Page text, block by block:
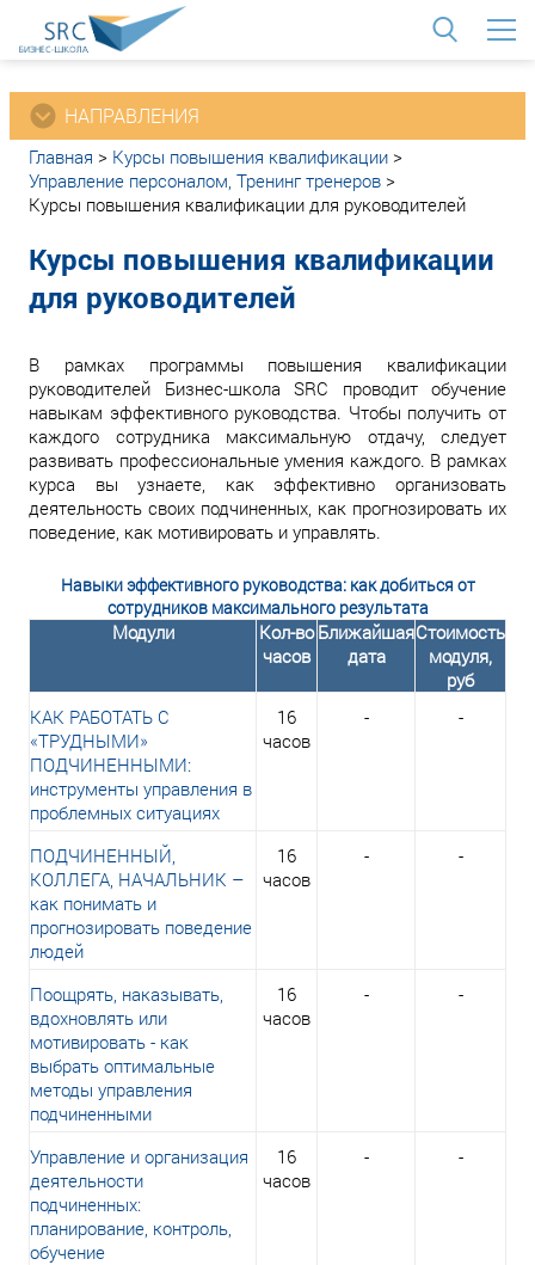
НАПРАВЛЕНИЯ
Главная > Курсы повышения квалификации >
Управление персоналом, Тренинг тренеров >
Курсы повышения квалификации для руководителей
Курсы повышения квалификации
для руководителей
В рамках программы повышения квалификации
руководителей Бизнес-школа SRC проводит обучение
навыкам эффективного руководства. Чтобы получить от
каждого сотрудника максимальную отдачу, следует
развивать профессиональные умения каждого. В рамках
курса вы узнаете, как эффективно организовать
деятельность своих подчиненных, как прогнозировать их
поведение, как мотивировать и управлять.
Навыки эффективного руководства: как добиться от
сотрудников максимального результата
Модули
Кол-во
часов
Ближайшая
дата
Стоимость
модуля,
руб
КАК РАБОТАТЬ С
«ТРУДНЫМИ»
ПОДЧИНЕННЫМИ:
инструменты управления в
проблемных ситуациях
16
часов
- -
ПОДЧИНЕННЫЙ,
КОЛЛЕГА, НАЧАЛЬНИК –
как понимать и
прогнозировать поведение
людей
16
часов
- -
Поощрять, наказывать,
вдохновлять или
мотивировать - как
выбрать оптимальные
методы управления
подчиненными
16
часов
- -
Управление и организация
деятельности
подчиненных:
планирование, контроль,
обучение
16
часов
- -